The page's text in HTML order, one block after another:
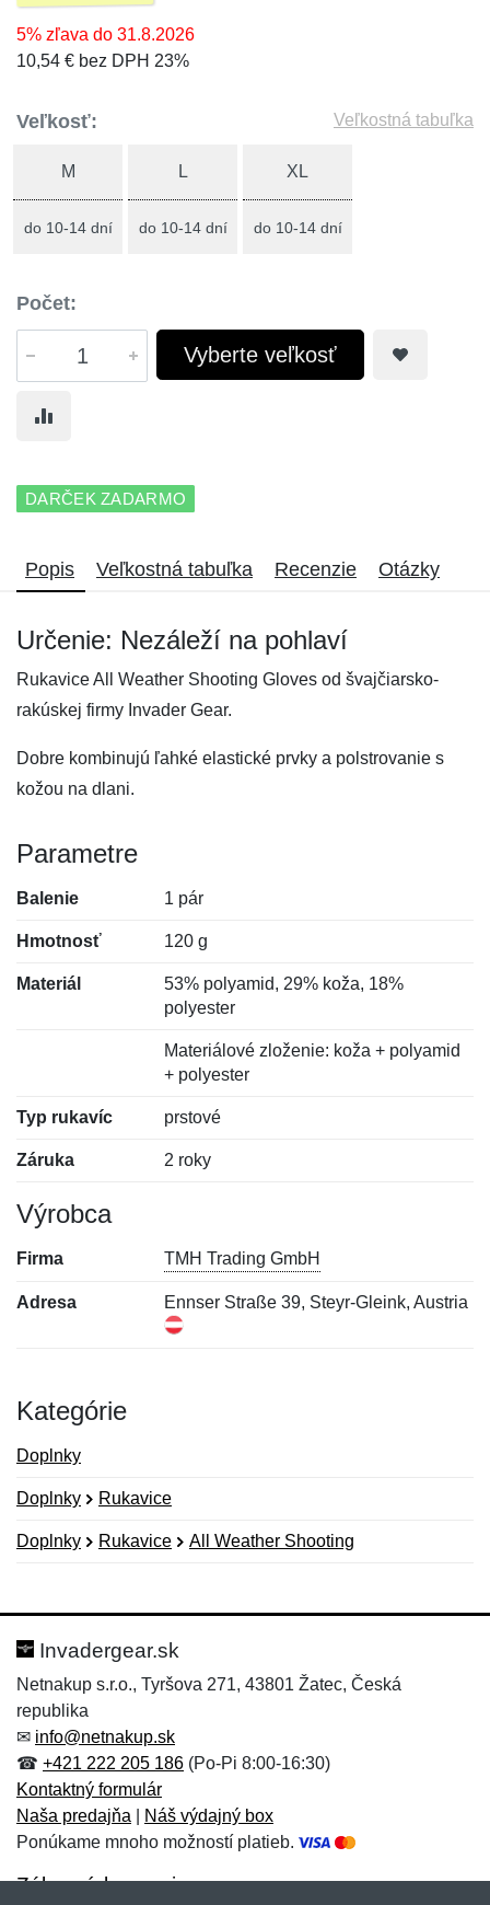
5% zľava do 31.8.2026
10,54 € bez DPH 23%
Veľkosť: Veľkostná tabuľka
M
do 10-14 dní
L
do 10-14 dní
XL
do 10-14 dní
Počet:
Vyberte veľkosť
DARČEK ZADARMO
Popis Veľkostná tabuľka Recenzie Otázky
Určenie: Nezáleží na pohlaví
Rukavice All Weather Shooting Gloves od švajčiarsko-
rakúskej firmy Invader Gear.
Dobre kombinujú ľahké elastické prvky a polstrovanie s
kožou na dlani.
Parametre
Balenie 1 pár
Hmotnosť 120 g
Materiál
53% polyamid, 29% koža, 18%
polyester
Materiálové zloženie: koža + polyamid
+ polyester
Typ rukavíc prstové
Záruka 2 roky
Výrobca
Firma TMH Trading GmbH
Adresa Ennser Straße 39, Steyr-Gleink, Austria
Kategórie
Doplnky
Doplnky Rukavice
Doplnky Rukavice All Weather Shooting
Hodnotenie:
Meno:*
E-mail:
Meno:
E-mail:*
Správa*
Invadergear.sk
Netnakup s.r.o., Tyršova 271, 43801 Žatec, Česká
republika
✉ info@netnakup.sk
☎ +421 222 205 186 (Po-Pi 8:00-16:30)
Kontaktný formulár
Naša predajňa
Náš výdajný box
Ponúkame mnoho možností platieb.
Zákaznícky servis